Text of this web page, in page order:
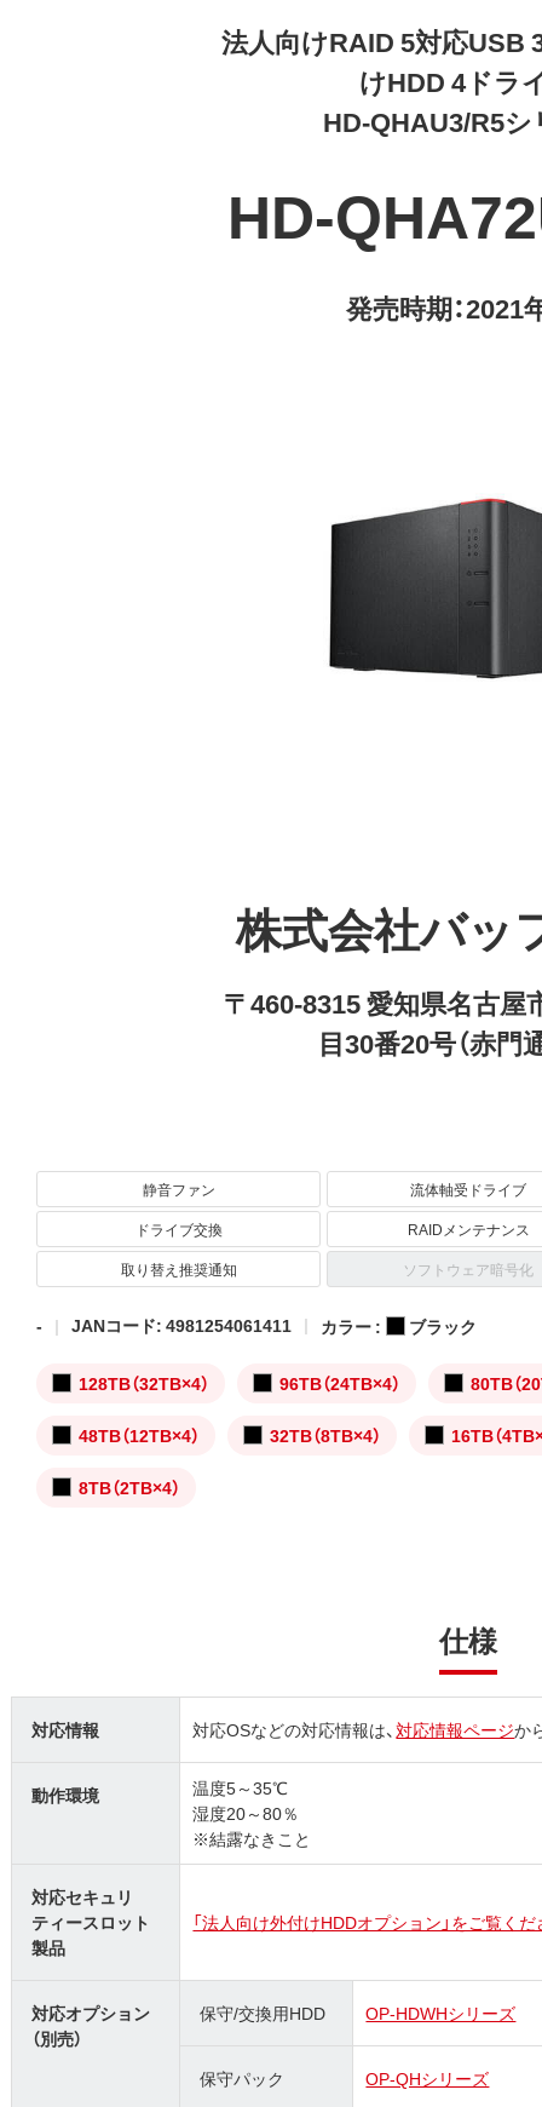
法人向けRAID 5対応USB
けHDD 4ドラ
HD-QHAU3/R5
HD-
発売時期：2021
株式会社バッ
〒460-8315 愛知県名古屋
目30番20号（赤門
静音ファン
流体軸受ドライブ
ドライブ交換
RAIDメンテナンス
取り替え推奨通知
ソフトウェア暗号化
- JANコード: 4981254061411 カラー : ブラック
128TB（32TB×4） 96TB（24TB×4） 80TB（
48TB（12TB×4） 32TB（8TB×4） 16TB（
8TB（2TB×4）
仕様
対応情報 対応OSなどの対応情報は、対応情報ページか
動作環境
温度5～35℃
湿度20～80％
※結露なきこと
対応セキュリ
ティースロット
製品
「法人向け外付けHDDオプション」をご覧くだ
対応オプション
（別売）
保守/交換用HDD OP-HDWHシリーズ
保守パック OP-QHシリーズ